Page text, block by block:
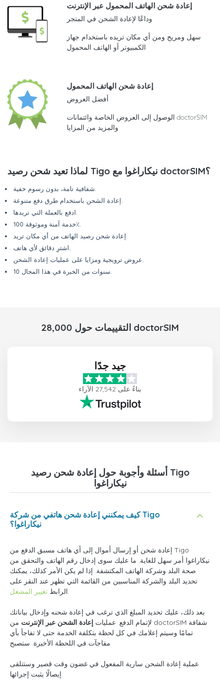
إعادة شحن الهاتف المحمول عبر الإنترنت
وداعًا لإعادة الشحن في المتجر
سهل ومريح ومن أي مكان تريده باستخدام جهاز
الكمبيوتر أو الهاتف المحمول
إعادة شحن الهاتف المحمول
أفضل العروض
الوصول إلى العروض الخاصة وائتمانات doctorSIM
والمزيد من المزايا
لماذا تعيد شحن رصيد Tigo نيكاراغوا مع doctorSIM؟
خدمة آمنة وموثوقة 100٪.
28,000 التقييمات حول doctorSIM
جيد جدًا
بناءً على 27,542 الآراء
أسئلة وأجوبة حول إعادة شحن رصيد Tigo
نيكاراغوا
كيف يمكنني إعادة شحن هاتفي من شركة Tigo
نيكاراغوا؟
إعادة شحن أو إرسال أموال إلى أي هاتف مسبق الدفع من Tigo
نيكاراغوا أمر سهل للغاية. ما عليك سوى إدخال رقم الهاتف والتحقق من
صحة البلد وشركة الهاتف المكتشفة. إذا لم يكن الأمر كذلك، يمكنك
تحديد البلد والشركة المناسبين من القائمة التي تظهر عند النقر على
الرابط تغيير المشغل .
بعد ذلك، عليك تحديد المبلغ الذي ترغب في إعادة شحنه وإدخال بياناتك
لإتمام الدفع. عمليات إعادة الشحن عبر الإنترنت من doctorSIM شفافة
تمامًا وسيتم إعلامك في كل لحظة بتكلفة الخدمة حتى لا تفاجأ بأي
مفاجآت في اللحظة الأخيرة. ستصبح
عملية إعادة الشحن سارية المفعول في غضون وقت قصير وستتلقى
إيصالًا يثبت إجرائها.